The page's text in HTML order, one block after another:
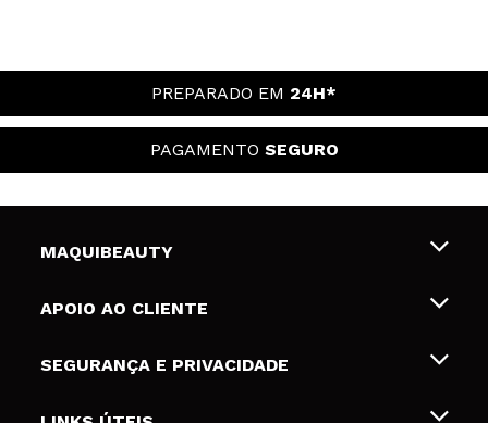
PREPARADO EM 24H*
PAGAMENTO SEGURO
MAQUIBEAUTY
Sobre nós
Gift Cards
APOIO AO CLIENTE
Envios e Devoluções
SEGURANÇA E PRIVACIDADE
Termos e Privacidade